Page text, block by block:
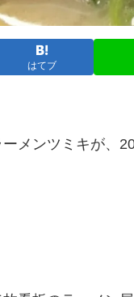
はてブ
メンツミキが、